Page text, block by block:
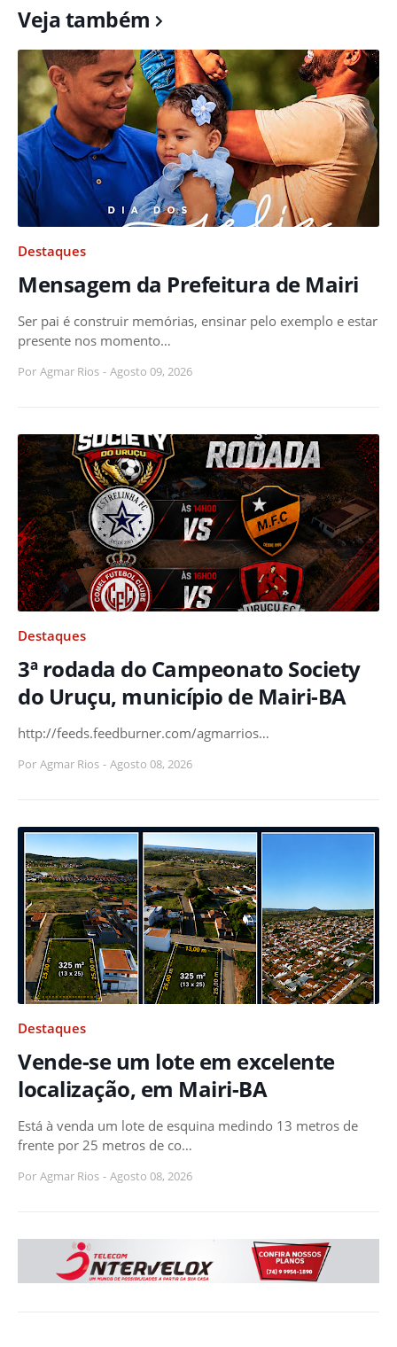
Veja também
Destaques
Mensagem da Prefeitura de Mairi
Ser pai é construir memórias, ensinar pelo exemplo e estar
presente nos momento…
Por Agmar Rios - Agosto 09, 2026
Destaques
3ª rodada do Campeonato Society
do Uruçu, município de Mairi-BA
http://feeds.feedburner.com/agmarrios…
Por Agmar Rios - Agosto 08, 2026
Destaques
Vende-se um lote em excelente
localização, em Mairi-BA
Está à venda um lote de esquina medindo 13 metros de
frente por 25 metros de co…
Por Agmar Rios - Agosto 08, 2026